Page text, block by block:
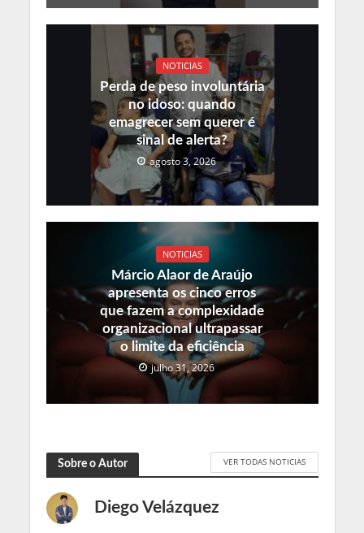
NOTICIAS
Perda de peso involuntária
no idoso: quando
emagrecer sem querer é
sinal de alerta?
agosto 3, 2026
NOTICIAS
Márcio Alaor de Araújo
apresenta os cinco erros
que fazem a complexidade
organizacional ultrapassar
o limite da eficiência
julho 31, 2026
Sobre o Autor VER TODAS NOTICIAS
Diego Velázquez